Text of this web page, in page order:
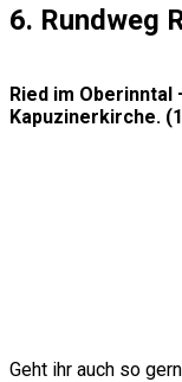
6. Rundweg
Ried im
Kapuzinerkirche.
Geht ihr auch so